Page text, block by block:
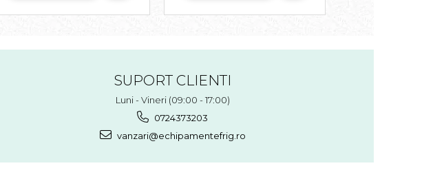
SUPORT CLIENTI
Luni - Vineri (09:00 - 17:00)
0724373203
vanzari@echipamentefrig.ro